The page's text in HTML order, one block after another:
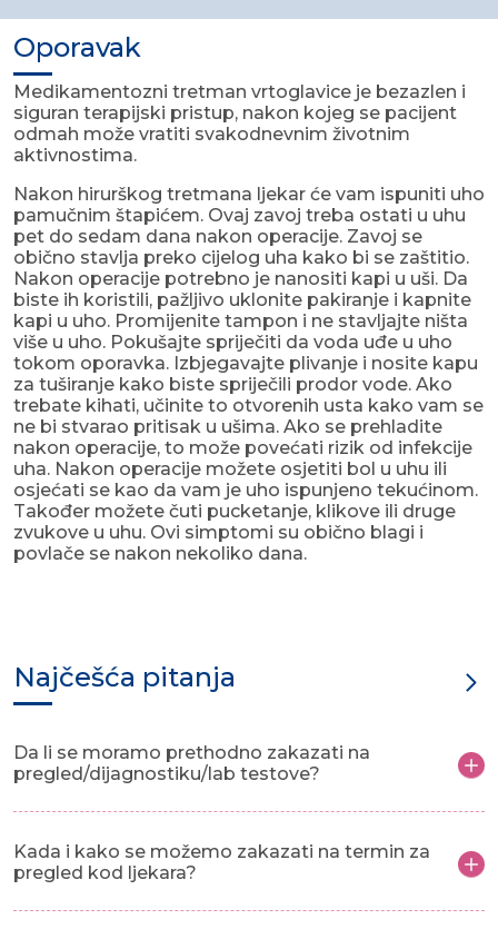
Oporavak
Medikamentozni tretman vrtoglavice je bezazlen i
siguran terapijski pristup, nakon kojeg se pacijent
odmah može vratiti svakodnevnim životnim
aktivnostima.
Nakon hirurškog tretmana ljekar će vam ispuniti uho
pamučnim štapićem. Ovaj zavoj treba ostati u uhu
pet do sedam dana nakon operacije. Zavoj se
obično stavlja preko cijelog uha kako bi se zaštitio.
Nakon operacije potrebno je nanositi kapi u uši. Da
biste ih koristili, pažljivo uklonite pakiranje i kapnite
kapi u uho. Promijenite tampon i ne stavljajte ništa
više u uho. Pokušajte spriječiti da voda uđe u uho
tokom oporavka. Izbjegavajte plivanje i nosite kapu
za tuširanje kako biste spriječili prodor vode. Ako
trebate kihati, učinite to otvorenih usta kako vam se
ne bi stvarao pritisak u ušima. Ako se prehladite
nakon operacije, to može povećati rizik od infekcije
uha. Nakon operacije možete osjetiti bol u uhu ili
osjećati se kao da vam je uho ispunjeno tekućinom.
Također možete čuti pucketanje, klikove ili druge
zvukove u uhu. Ovi simptomi su obično blagi i
povlače se nakon nekoliko dana.
Najčešća pitanja
Da li se moramo prethodno zakazati na
pregled/dijagnostiku/lab testove?
Kada i kako se možemo zakazati na termin za
pregled kod ljekara?